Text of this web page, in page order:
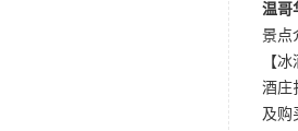
温哥
景点
【
酒庄
及购